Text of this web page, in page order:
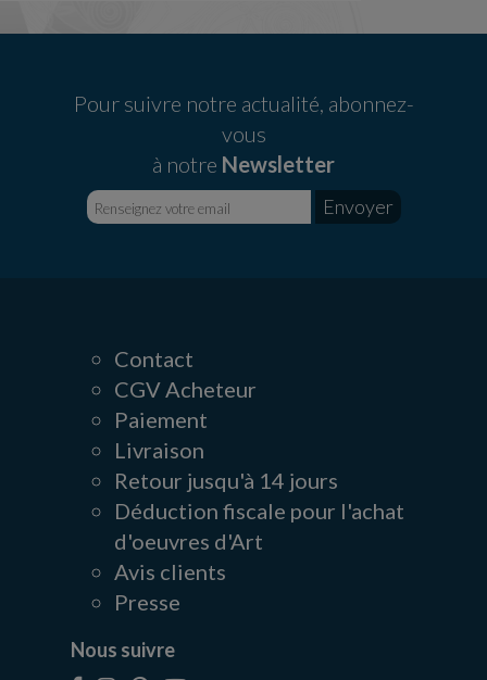
Pour suivre notre actualité, abonnez-
vous
à notre Newsletter
Contact
CGV Acheteur
Paiement
Livraison
Retour jusqu'à 14 jours
Déduction fiscale pour l'achat
d'oeuvres d'Art
Avis clients
Presse
Nous suivre